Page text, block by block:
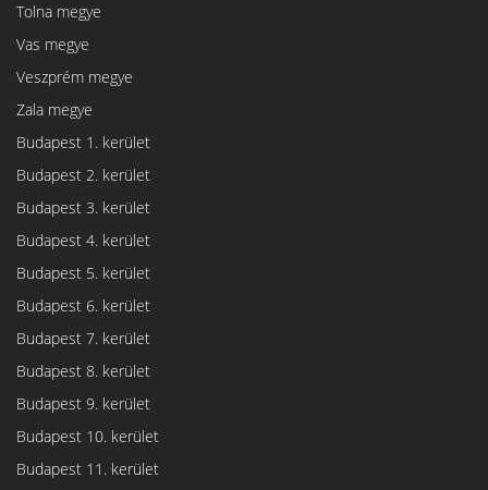
Tolna megye
Vas megye
Veszprém megye
Zala megye
Budapest 1. kerület
Budapest 2. kerület
Budapest 3. kerület
Budapest 4. kerület
Budapest 5. kerület
Budapest 6. kerület
Budapest 7. kerület
Budapest 8. kerület
Budapest 9. kerület
Budapest 10. kerület
Budapest 11. kerület